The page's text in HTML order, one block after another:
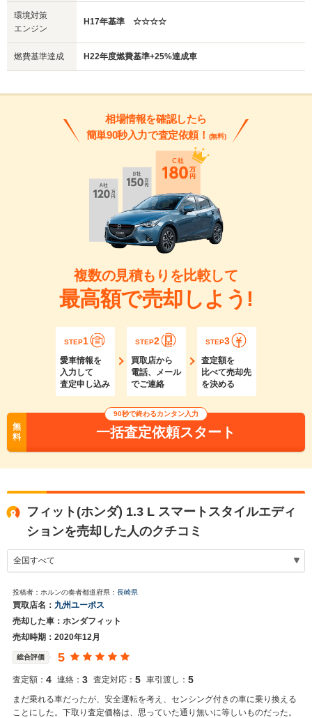
環境対策
エンジン
H17年基準 ☆☆☆☆
燃費基準達成 H22年度燃費基準+25%達成車
相場情報を確認したら
簡単90秒入力で査定依頼！ (無料)
複数の見積もりを比較して
最高額で売却しよう!
STEP1
愛車情報を
入力して
査定申し込み
STEP2
買取店から
電話、メール
でご連絡
STEP3
査定額を
比べて売却先
を決める
無
料
90秒で終わるカンタン入力
一括査定依頼スタート
フィット(ホンダ) 1.3 L スマートスタイルエディ
ションを売却した人のクチコミ
投稿者：ホルンの奏者都道府県： 長崎県
買取店名： 九州ユーポス
売却した車：ホンダフィット
売却時期：2020年12月
総合評価 5
査定額： 4 連絡： 3 査定対応： 5 車引渡し： 5
まだ乗れる車だったが、安全運転を考え、センシング付きの車に乗り換える
ことにした。下取り査定価格は、思っていた通り無いに等しいものだった。